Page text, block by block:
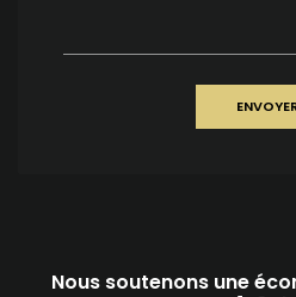
Nous soutenons une